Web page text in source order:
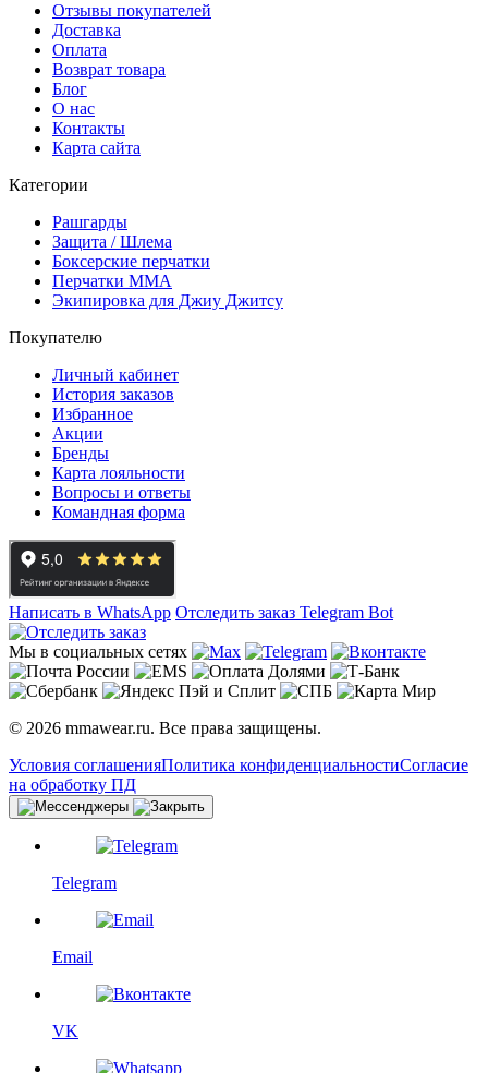
Отзывы покупателей
Доставка
Оплата
Возврат товара
Блог
О нас
Контакты
Карта сайта
Категории
Рашгарды
Защита / Шлема
Боксерские перчатки
Перчатки ММА
Экипировка для Джиу Джитсу
Покупателю
Личный кабинет
История заказов
Избранное
Акции
Бренды
Карта лояльности
Вопросы и ответы
Командная форма
Написать в WhatsApp Отследить заказ Telegram Bot
Мы в социальных сетях
© 2026 mmawear.ru. Все права защищены.
Условия соглашенияПолитика конфиденциальностиСогласие
на обработку ПД
Telegram
Email
VK